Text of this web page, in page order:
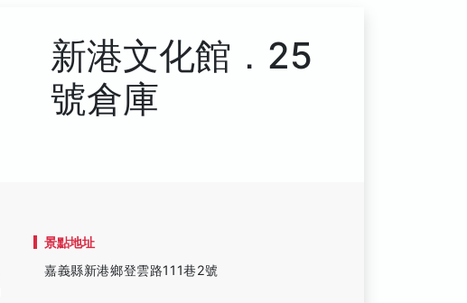
新港文化館．25
號倉庫
景點地址
嘉義縣新港鄉登雲路111巷2號